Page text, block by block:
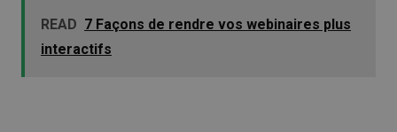
READ 7 Façons de rendre vos webinaires plus
interactifs